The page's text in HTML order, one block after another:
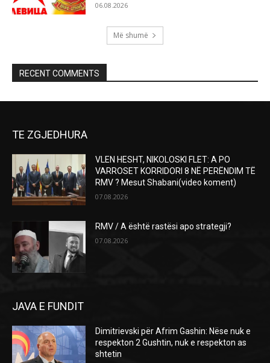
06.08.2026
Më shumë
RECENT COMMENTS
TE ZGJEDHURA
VLEN HESHT, NIKOLOSKI FLET: A PO
VARROSET KORRIDORI 8 NË PERËNDIM TË
RMV ? Mesut Shabani(video koment)
07.08.2026
RMV / A është rastësi apo strategji?
07.08.2026
JAVA E FUNDIT
Dimitrievski për Afrim Gashin: Nëse nuk e
respekton 2 Gushtin, nuk e respekton as
shtetin